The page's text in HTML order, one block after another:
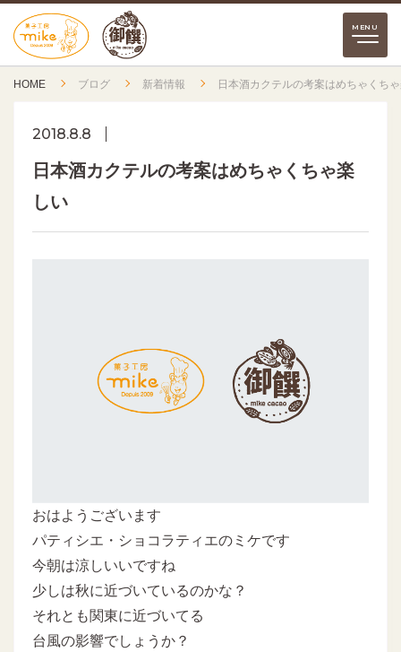
HOME ブログ 新着情報 日本酒カクテルの考案はめちゃくち
2018.8.8
日本酒カクテルの考案はめちゃくちゃ楽
しい
おはようございます
パティシエ・ショコラティエのミケです
今朝は涼しいいですね
少しは秋に近づいているのかな？
それとも関東に近づいてる
台風の影響でしょうか？